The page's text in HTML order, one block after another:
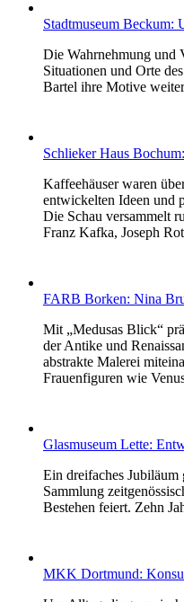
Stadtmuseum Beckum:
Die Wahrnehmung und
Situationen und Orte
Bartel ihre Motive
Schlieker Haus
Kaffeehäuser waren
entwickelten Ideen und
Die Schau versammelt
Franz Kafka, Joseph
FARB Borken: Nina
Mit „Medusas Blick“
der Antike und
abstrakte Malerei
Frauenfiguren wie
Glasmuseum Lette:
Ein dreifaches
Sammlung
Bestehen feiert. Zehn
MKK Dortmund: